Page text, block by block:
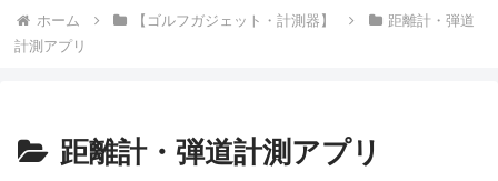
ホーム 【ゴルフガジェット・計測器】
距離計・弾道
計測アプリ
距離計・弾道計測アプリ